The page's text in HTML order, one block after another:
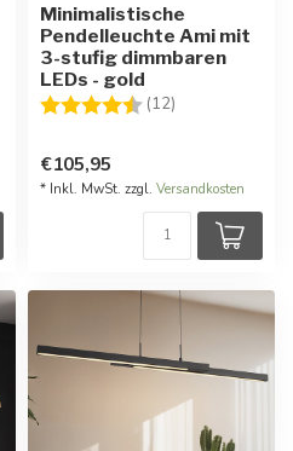
Minimalistische
Pendelleuchte Ami mit
3-stufig dimmbaren
LEDs - gold
Bewertung:
(12)
€105,95
* Inkl. MwSt. zzgl. Versandkosten